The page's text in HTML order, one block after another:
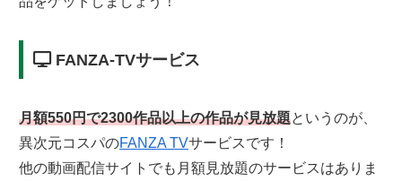
FANZA-TVサービス
月額550円で2300作品以上の作品が見放題というのが、
異次元コスパのFANZA TVサービスです！
他の動画配信サイトでも月額見放題のサービスはありま